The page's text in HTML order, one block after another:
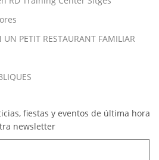
PETIT RESTAURANT FAMILIAR
fiestas y eventos de última hora
newsletter